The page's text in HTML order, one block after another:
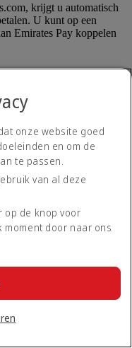
krijgt u automatisch
U kunt op een
Emirates Pay koppelen
tarief 24 uur lang
wenst te betalen, u niet
vast te zetten.
Economy Class-
24 dagen voor uw vlucht
onze website goed
en om de
te passen.
van al deze
op de knop voor
door naar ons